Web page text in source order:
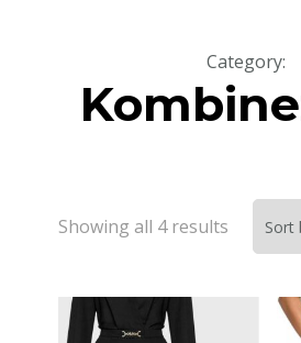
Category:
Showing all 4 results